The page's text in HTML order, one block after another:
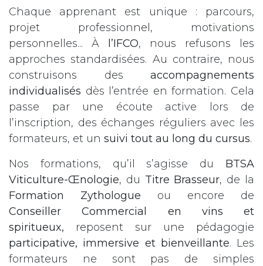
Chaque apprenant est unique : parcours,
projet professionnel, motivations
personnelles... À l’IFCO, nous refusons les
approches standardisées. Au contraire, nous
construisons des accompagnements
individualisés dès l’entrée en formation. Cela
passe par une écoute active lors de
l’inscription, des échanges réguliers avec les
formateurs, et un suivi tout au long du cursus.
Nos formations, qu’il s’agisse du BTSA
Viticulture-Œnologie, du Titre Brasseur, de la
Formation Zythologue ou encore de
Conseiller Commercial en vins et
spiritueux, reposent sur une pédagogie
participative, immersive et bienveillante. Les
formateurs ne sont pas de simples